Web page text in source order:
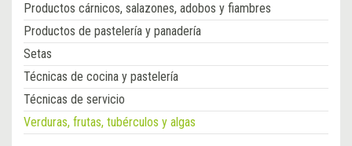
Productos cárnicos, salazones, adobos y fiambres
Productos de pastelería y panadería
Setas
Técnicas de cocina y pastelería
Técnicas de servicio
Verduras, frutas, tubérculos y algas